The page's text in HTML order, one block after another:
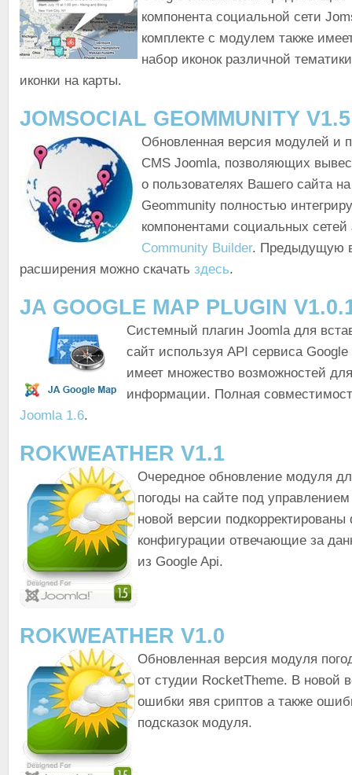
компонента социальной сети
комплекте с модулем также
набор иконок различной
иконки на карты.
JOMSOCIAL GEOMMUNITY V1.5
Обновленная версия модулей и
CMS Joomla, позволяющих
о пользователях Вашего сайта
Geommunity полностью
компонентами социальных
Community Builder. Предыдущую
расширения можно скачать здесь.
JA GOOGLE MAP PLUGIN
Системный плагин Joomla для
сайт используя API сервиса
имеет множество возможностей
информации. Полная
Joomla 1.6.
ROKWEATHER V1.1
Очередное обновление модуля
погоды на сайте под
новой версии
конфигурации отвечающие за
из Google Api.
ROKWEATHER V1.0
Обновленная версия модуля
от студии RocketTheme. В новой
ошибки явя сриптов а также
подсказок модуля.